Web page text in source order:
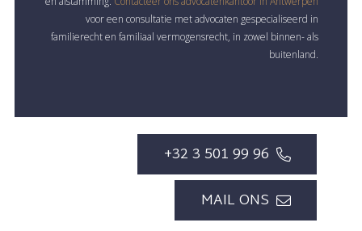
voor een consultatie met advocaten gespecialiseerd in
familierecht en familiaal vermogensrecht, in zowel binnen- als
buitenland.
+32 3 501 99 96
MAIL ONS